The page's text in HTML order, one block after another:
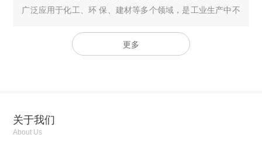
广泛应用于化工、环 保、建材等多个领域，是工业生产中不
精度、维护保养、工况变化等多种因素影响，...
更多
关于我们
About Us